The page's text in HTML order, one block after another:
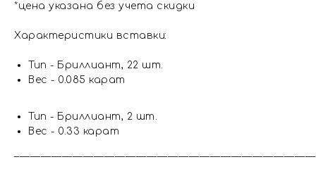
*цена указана без учета скидки
Характеристики вставки:
Тип - Бриллиант, 22 шт.
Вес - 0.085 карат
Тип - Бриллиант, 2 шт.
Вес - 0.33 карат